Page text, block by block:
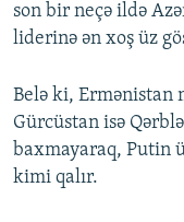
son bir neçə ildə
liderinə ən xoş üz
Belə ki, Ermənistan
Gürcüstan isə
baxmayaraq, Putin
kimi qalır.